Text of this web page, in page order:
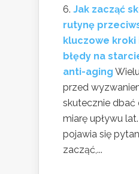
Jak zacząć
rutynę
kluczowe kroki
błędy na
anti-aging
przed
skutecznie dbać
miarę upływu
pojawia się
zacząć,...